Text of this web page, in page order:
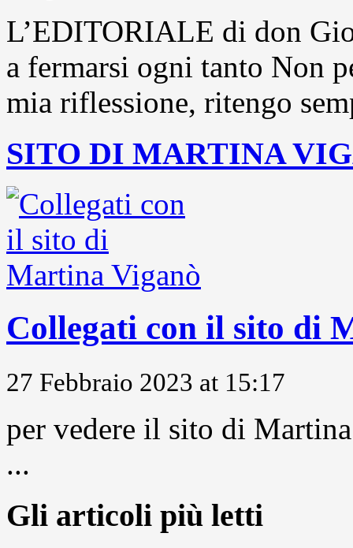
L’EDITORIALE di don
a fermarsi ogni tanto Non
mia riflessione, ritengo
SITO DI MARTINA
Collegati con il sito di
27 Febbraio 2023 at 15:17
per vedere il sito di
...
Gli articoli più letti